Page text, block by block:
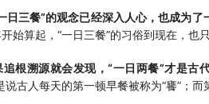
日三餐”的观念已经深入人心，也成为
始算起，“一日三餐”的习俗到现在，也
根溯源就会发现，“一日两餐”才是古
说古人每天的第一顿早餐被称为“饔”；而